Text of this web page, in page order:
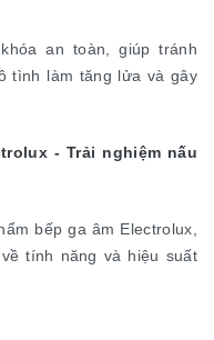
an toàn, giúp tránh
tình làm tăng lửa và gây
- Trải nghiệm nấu
bếp ga âm Electrolux,
tính năng và hiệu suất